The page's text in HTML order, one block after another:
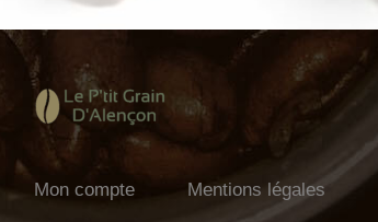
Mon compte Mentions légales